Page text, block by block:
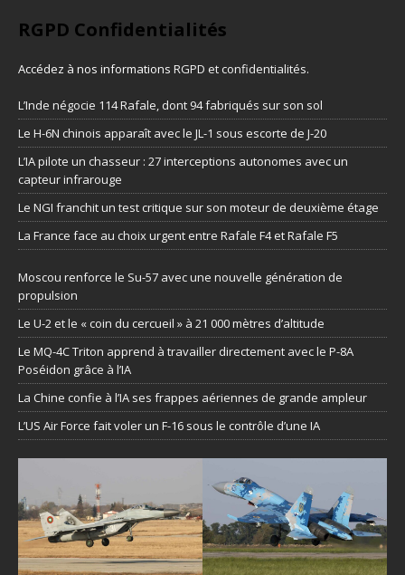
RGPD Confidentialités
Accédez à nos informations RGPD et confidentialités.
L’Inde négocie 114 Rafale, dont 94 fabriqués sur son sol
Le H-6N chinois apparaît avec le JL-1 sous escorte de J-20
L’IA pilote un chasseur : 27 interceptions autonomes avec un
capteur infrarouge
Le NGI franchit un test critique sur son moteur de deuxième étage
La France face au choix urgent entre Rafale F4 et Rafale F5
Moscou renforce le Su-57 avec une nouvelle génération de
propulsion
Le U-2 et le « coin du cercueil » à 21 000 mètres d’altitude
Le MQ-4C Triton apprend à travailler directement avec le P-8A
Poséidon grâce à l’IA
La Chine confie à l’IA ses frappes aériennes de grande ampleur
L’US Air Force fait voler un F-16 sous le contrôle d’une IA